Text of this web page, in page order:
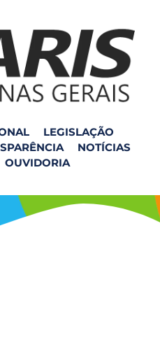
LEGISLAÇÃO
NOTÍCIAS
OUVIDORIA
Pública